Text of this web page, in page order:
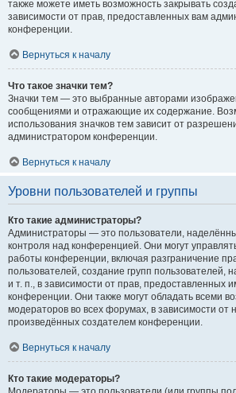
также можете иметь возможность закрывать
зависимости от прав, предоставленных вам
конференции.
Вернуться к началу
Что такое значки тем?
Значки тем — это выбранные авторами
сообщениями и отражающие их содержание.
использования значков тем зависит от
администратором конференции.
Вернуться к началу
Уровни пользователей и группы
Кто такие администраторы?
Администраторы — это пользователи,
контроля над конференцией. Они могут
работы конференции, включая разграничение
пользователей, создание групп пользователей,
и т. п., в зависимости от прав, предоставленных
конференции. Они также могут обладать всеми
модераторов во всех форумах, в зависимости от
произведённых создателем конференции.
Вернуться к началу
Кто такие модераторы?